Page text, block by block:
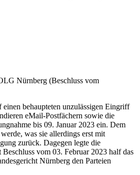
Nürnberg (Beschluss vom
behaupteten unzulässigen Eingriff
eMail-Postfächern sowie die
bis 09. Januar 2023 ein. Dem
was sie allerdings erst mit
zurück. Dagegen legte die
vom 03. Februar 2023 half das
Nürnberg den Parteien